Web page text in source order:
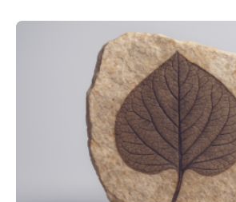
der Ruhr-Universität Bochum um
und Dr. Ismaila Francis Yusuf hat nun
unbekannten
peroxisomalen Proteintransports in
Saccharomyces cerevisiae entdeckt,
Funktionsfähigkeit der Organellen
Studie wurde am 28. Oktober 2025
Fachzeitschrift…